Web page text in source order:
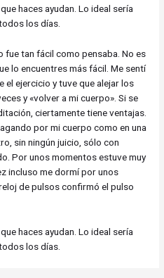
haces ayudan. Lo ideal sería
los días.
fue tan fácil como pensaba. No es
lo encuentres más fácil. Me sentí
ejercicio y tuve que alejar los
y «volver a mi cuerpo». Si se
ciertamente tiene ventajas.
por mi cuerpo como en una
sin ningún juicio, sólo con
Por unos momentos estuve muy
incluso me dormí por unos
de pulsos confirmó el pulso
haces ayudan. Lo ideal sería
los días.